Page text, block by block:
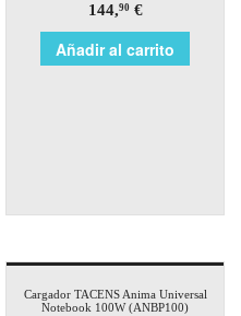
144,90€
Añadir al carrito
Cargador TACENS Anima Universal
Notebook 100W (ANBP100)